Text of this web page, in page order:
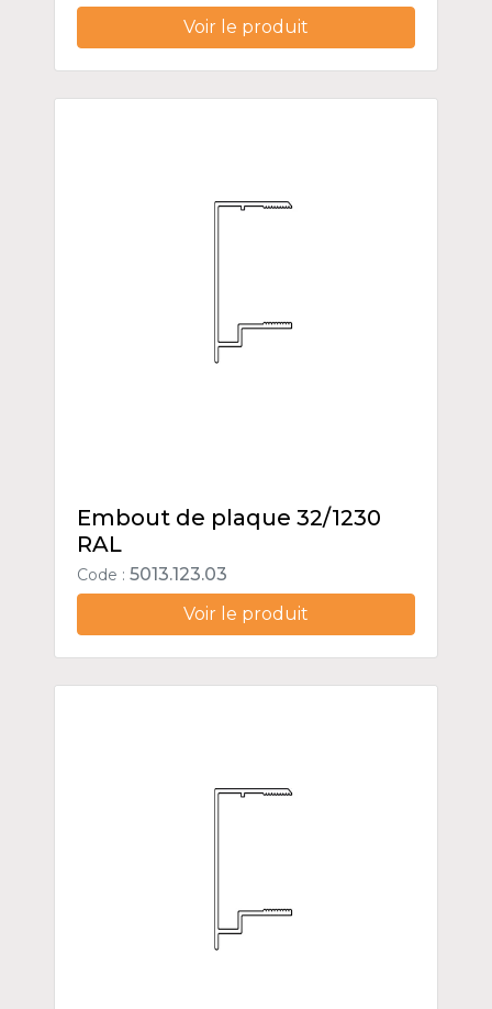
Voir le produit
Embout de plaque 32/1230
RAL
Code : 5013.123.03
Voir le produit